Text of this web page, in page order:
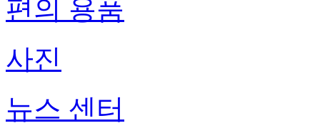
편의 용품
사진
뉴스 센터